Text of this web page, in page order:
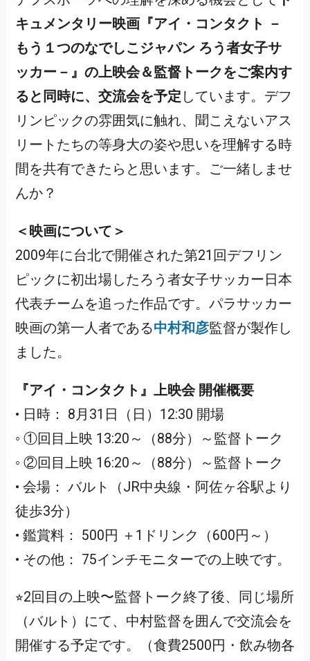
キュメンタリー映画『アイ・コンタクト －
もう１つのなでしこジャパン ろう者女子サ
ッカー－』の上映会＆監督トークをご案内す
ると同時に、交流会を予定 しています。デフ
リンピックの雰囲気に触れ、聞こえないアス
リートたちの等身大の姿や思いを理解する時
間を共有できたらと思います。ご一緒しませ
んか？
＜映画について＞
2009年に台北で開催された第21回デフリン
ピックに初出場したろう者女子サッカー日本
代表チームを追った作品です。パラサッカー
映画の第一人者である中村和彦監督が製作し
ました。
『アイ・コンタクト』上映会 開催概要
• 日時： 8月31日（日）12:30 開場
◦ ①回目上映 13:20～（88分）～監督トーク
◦ ②回目上映 16:20～（88分）～監督トーク
• 会場： バルト（JR中央線・阿佐ヶ谷駅より
徒歩3分）
• 鑑賞料： 500円 ＋1ドリンク（600円～）
• その他： 75インチモニターでの上映です。
⭐︎2回目の上映〜監督トーク終了後、同じ場所
（バルト）にて、中村監督を囲んで交流会を
開催する予定です。（食費2500円・飲み物各